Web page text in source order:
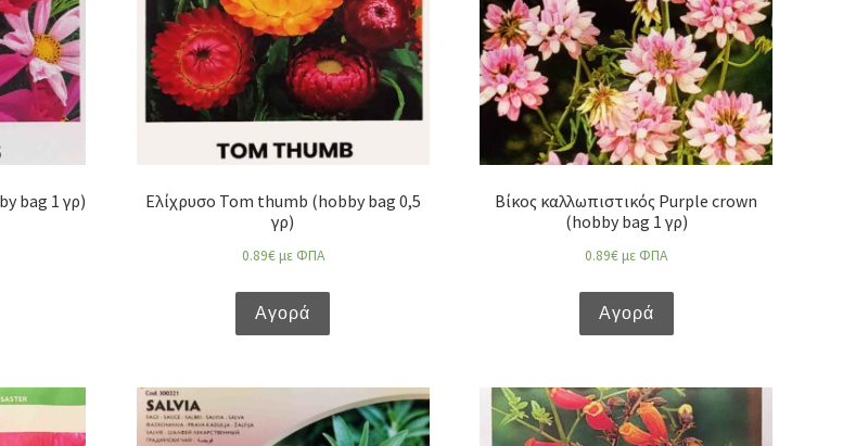
bag 1 γρ)
Ελίχρυσο Tom thumb (hobby bag 0,5
γρ)
0.89€με ΦΠΑ
Αγορά
Βίκος καλλωπιστικός Purple crown
(hobby bag 1 γρ)
0.89€με ΦΠΑ
Αγορά